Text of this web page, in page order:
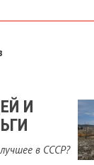
И
в СССР?